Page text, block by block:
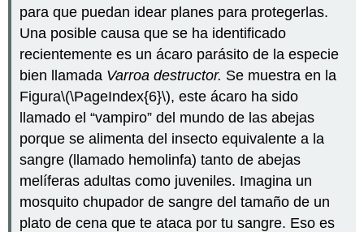
para que puedan idear planes para protegerlas.
Una posible causa que se ha identificado
recientemente es un ácaro parásito de la especie
bien llamada Varroa destructor. Se muestra en la
Figura\(\PageIndex{6}\), este ácaro ha sido
llamado el “vampiro” del mundo de las abejas
porque se alimenta del insecto equivalente a la
sangre (llamado hemolinfa) tanto de abejas
melíferas adultas como juveniles. Imagina un
mosquito chupador de sangre del tamaño de un
plato de cena que te ataca por tu sangre. Eso es